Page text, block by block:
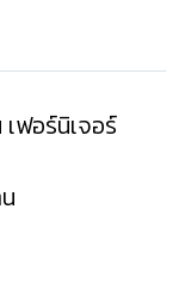
ฟอร์นิเจอร์